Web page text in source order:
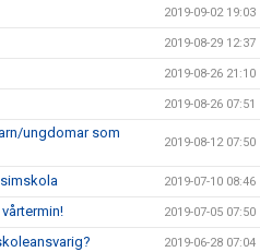
2019-09-02 19:03
2019-08-29 12:37
2019-08-26 21:10
2019-08-26 07:51
ungdomar som
2019-08-12 07:50
2019-07-10 08:46
2019-07-05 07:50
2019-06-28 07:04